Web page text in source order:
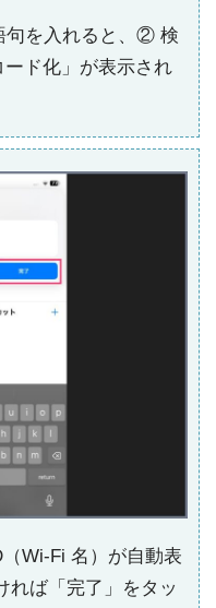
を入れると、② 検
ド化」が表示され
Wi-Fi 名）が自動表
れば「完了」をタッ